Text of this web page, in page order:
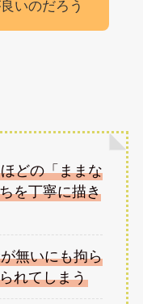
いのだろう
どの「ままな
を丁寧に描き
無いにも拘ら
れてしまう